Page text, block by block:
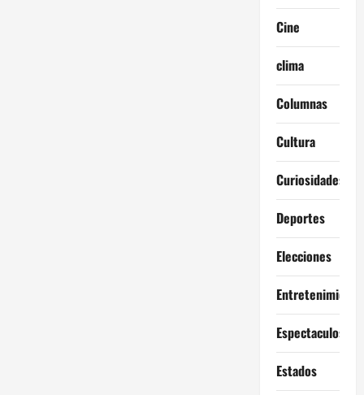
Cine
clima
Columnas
Cultura
Curiosidades
Deportes
Elecciones
Entretenimiento
Espectaculos
Estados